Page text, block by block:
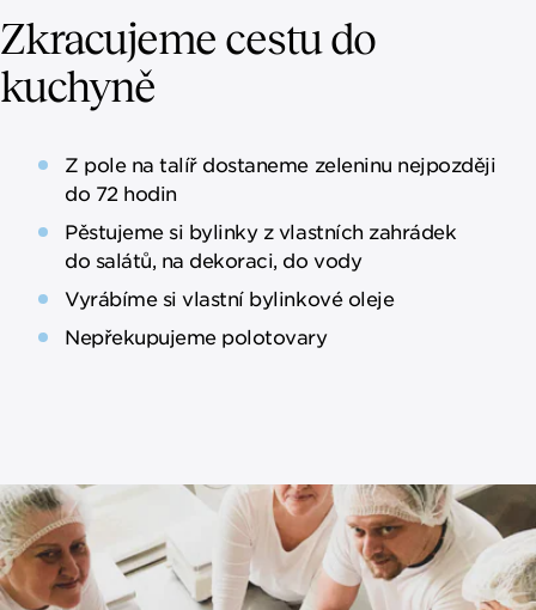
Zkracujeme cestu do
kuchyně
Z pole na talíř dostaneme zeleninu nejpozději
do 72 hodin
Pěstujeme si bylinky z vlastních zahrádek
do salátů, na dekoraci, do vody
Vyrábíme si vlastní bylinkové oleje
Nepřekupujeme polotovary